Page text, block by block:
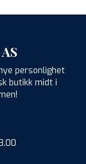
personlighet
butikk midt i